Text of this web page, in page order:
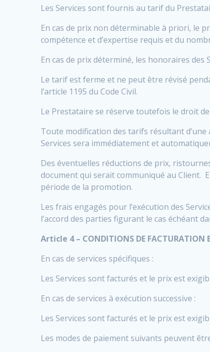
Les Services sont fournis au tarif du
En cas de prix non déterminable à priori, le
compétence et d’expertise requis et du
En cas de prix déterminé, les honoraires
Le tarif est ferme et ne peut être révisé
l’article 1195 du Code Civil.
Le Prestataire se réserve toutefois le droit
Toute modification des tarifs résultant
Services sera immédiatement et
Des éventuelles réductions de prix,
document qui serait communiqué au Client.
période de la promotion.
Les frais engagés pour l’exécution des
l’accord des parties figurant le cas échéant
Article 4 – CONDITIONS DE FACTURATION
En cas de services spécifiques :
Les Services sont facturés et le prix est
En cas de services à exécution successive :
Les Services sont facturés et le prix est
Les modes de paiement suivants peuvent